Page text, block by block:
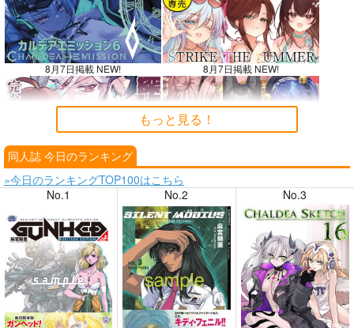
8月7日掲載 NEW! 8月7日掲載 NEW!
8月6日掲載
8月4日掲載 8月4日掲載
もっと見る！
同人誌 今日のランキング
»今日のランキングTOP100はこちら
No.1
No.2 No.3